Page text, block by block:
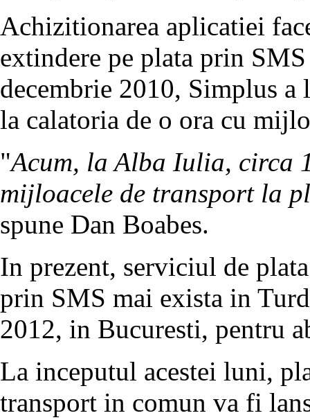
Achizitionarea aplicatiei
extindere pe plata prin
decembrie 2010, Simplus
la calatoria de o ora cu
"Acum, la Alba Iulia, circa
mijloacele de transport la
spune Dan Boabes.
In prezent, serviciul de
prin SMS mai exista in
2012, in Bucuresti, pentru
La inceputul acestei luni,
transport in comun va fi